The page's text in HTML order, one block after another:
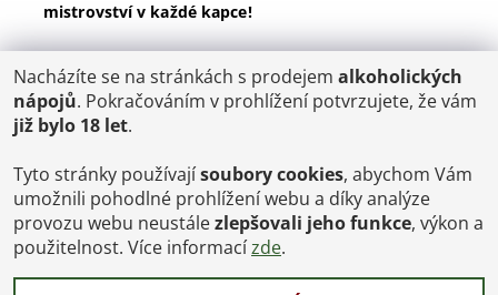
mistrovství v každé kapce!
POŠTOVNÉ
ČR: od 95,-
SK: 350,-
€ = 24,00 CZK
Dopravy a Platby
Jsme internetový obchod, osobní odběr není možný.
Nacházíte se na stránkách s prodejem alkoholických
nápojů. Pokračováním v prohlížení potvrzujete, že vám
již bylo 18 let.
Tyto stránky používajísoubory cookies, abychom Vám
umožnili pohodlné prohlížení webu a díky analýze
provozu webu neustálezlepšovali jeho funkce, výkon a
použitelnost. Více informacízde.